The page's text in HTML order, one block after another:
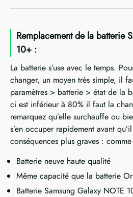
Remplacement de la batterie
10+ :
La batterie s’use avec le temps.
changer, un moyen très simple, il
paramètres > batterie > état de la
ci est inférieur à 80% il faut la
remarquez qu’elle surchauffe ou
s’en occuper rapidement avant
conséquences plus graves :
Batterie neuve haute qualité
Même capacité que la batterie
Batterie Samsung Galaxy NOTE